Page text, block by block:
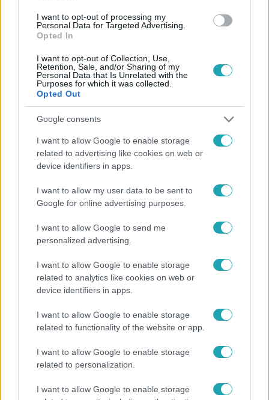
I want to opt-out of processing my
Personal Data for Targeted Advertising.
Opted In
I want to opt-out of Collection, Use,
Retention, Sale, and/or Sharing of my
Personal Data that Is Unrelated with the
Purposes for which it was collected.
Opted Out
Google consents
I want to allow Google to enable storage
related to advertising like cookies on web or
device identifiers in apps.
I want to allow my user data to be sent to
Google for online advertising purposes.
I want to allow Google to send me
personalized advertising.
I want to allow Google to enable storage
related to analytics like cookies on web or
device identifiers in apps.
I want to allow Google to enable storage
related to functionality of the website or app.
I want to allow Google to enable storage
related to personalization.
I want to allow Google to enable storage
Népszerű
14:09
Reggeli
„A csúcs opcionális, a biztonságos hazatérés
kötelező” – 50 méterre a csúcstól fordult
vissza Klein Dávid